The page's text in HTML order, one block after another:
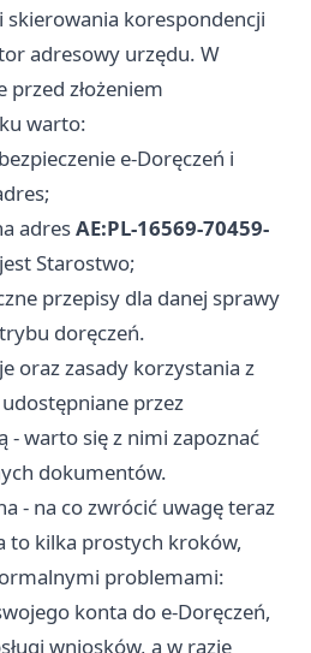
skierowania korespondencji
adresowy urzędu. W
przed złożeniem
warto:
e‑Doręczeń i
adresAE:PL-16569-70459-
Starostwo;
przepisy dla danej sprawy
doręczeń.
oraz zasady korzystania z
udostępniane przez
- warto się z nimi zapoznać
dokumentów.
- na co zwrócić uwagę teraz
to kilka prostych kroków,
problemami:
konta do e‑Doręczeń,
wniosków, a w razie